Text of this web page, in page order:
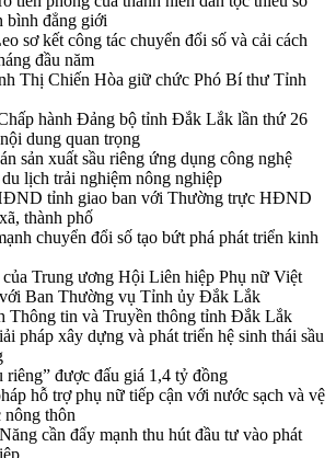
bình đẳng giới
sơ kết công tác chuyển đổi số và cải cách
đầu năm
Thị Chiến Hòa giữ chức Phó Bí thư Tỉnh
hành Đảng bộ tỉnh Đắk Lắk lần thứ 26
dung quan trọng
sản xuất sầu riêng ứng dụng công nghệ
lịch trải nghiệm nông nghiệp
tỉnh giao ban với Thường trực HĐND
thành phố
chuyển đổi số tạo bứt phá phát triển kinh
Trung ương Hội Liên hiệp Phụ nữ Việt
Ban Thường vụ Tỉnh ủy Đắk Lắk
Thông tin và Truyền thông tỉnh Đắk Lắk
pháp xây dựng và phát triển hệ sinh thái sầu
riêng” được đấu giá 1,4 tỷ đồng
hỗ trợ phụ nữ tiếp cận với nước sạch và vệ
thôn
cần đẩy mạnh thu hút đầu tư vào phát